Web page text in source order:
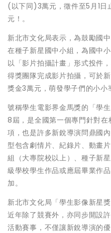
(以下同)3萬元，徵件至5月1日
元！。
新北市文化局表示，為鼓勵國
在種子新星國中小組，為國中
以「影片拍攝計畫」形式投件
得獎團隊完成影片拍攝，可於
獎金3萬元，萌發學子們的小小
號稱學生電影界金馬獎的「學
8屆，是全國第一個專門針對
項，也是許多新銳導演問鼎國
型包含劇情片、紀錄片、動畫
組（大專院校以上）、種子新
級學校學生作品或應屆畢業作
加。
新北市文化局「學生影像新星
近年除了競賽外，亦同步開設
活動賽事，不僅讓新銳導演的